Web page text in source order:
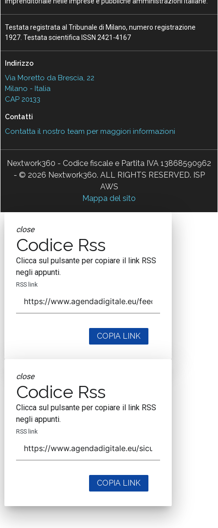
Testata registrata al Tribunale di Milano, numero registrazione
1927. Testata scientifica ISSN 2421-4167
Indirizzo
Via Moretto da Brescia, 22
Milano - Italia
CAP 20133
Contatti
Contatta il nostro team per maggiori informazioni
Nextwork360 - Codice fiscale e Partita IVA 13868590962
- © 2026 Nextwork360. ALL RIGHTS RESERVED. ISP
AWS
Mappa del sito
close
Codice Rss
Clicca sul pulsante per copiare il link RSS
negli appunti.
RSS link
COPIA LINK
close
Codice Rss
Clicca sul pulsante per copiare il link RSS
negli appunti.
RSS link
COPIA LINK